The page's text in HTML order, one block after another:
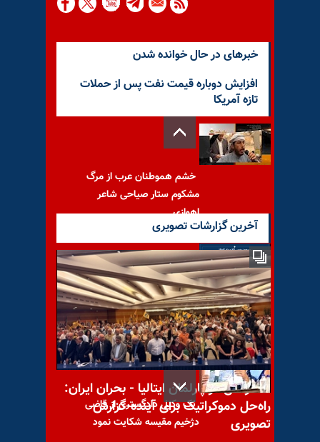
خبرهای در حال خوانده شدن
افزایش دوباره قیمت نفت پس از حملات
تازه آمریکا
خشم هموطنان عرب از مرگ
مشکوم ستار صیاحی شاعر
اهوازی
مسعود رجوی - ۲۴ مرداد ۱۴۰۳
- خامنه‌ای در بن‌بست!
یک وکیل دادگستری از قاضی
دژخیم مقیسه شکایت نمود
آخرین گزارشات تصویری
کنفرانس در پارلمان ایتالیا - بحران ایران:
راه‌حل دموکراتیک برای آینده-گزارش
تصویری